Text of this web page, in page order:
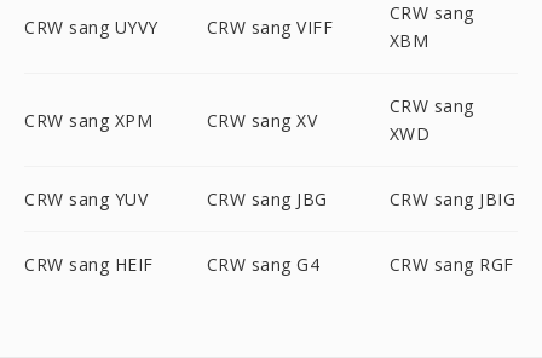
CRW sang UYVY CRW sang VIFF
CRW sang
XBM
CRW sang XPM CRW sang XV
CRW sang
XWD
CRW sang YUV CRW sang JBG CRW sang JBIG
CRW sang HEIF CRW sang G4 CRW sang RGF